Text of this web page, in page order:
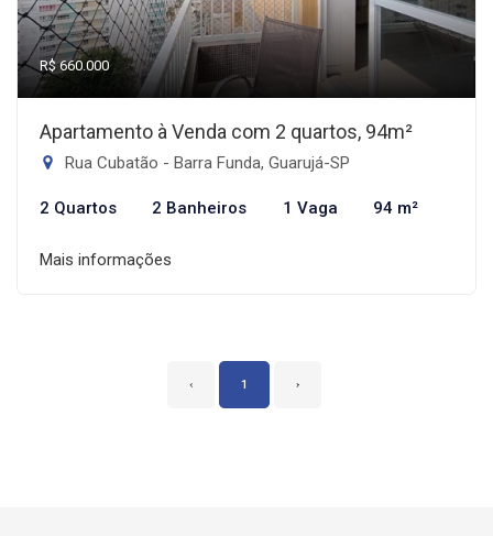
R$ 660.000
Apartamento à Venda com 2 quartos, 94m²
Rua Cubatão - Barra Funda, Guarujá-SP
2 Quartos 2 Banheiros 1 Vaga 94 m²
Mais informações
‹ 1 ›